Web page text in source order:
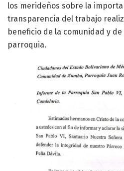
los merideños sobre la
transparencia del trabajo
beneficio de la comunidad y
parroquia.